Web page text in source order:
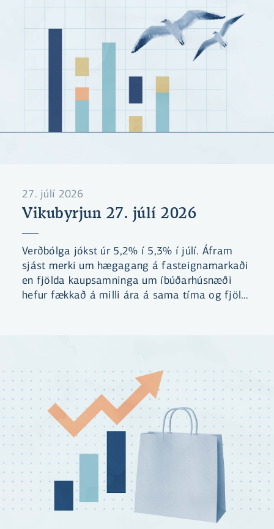
27. júlí 2026
Vikubyrjun 27. júlí 2026
Verðbólga jókst úr 5,2% í 5,3% í júlí. Áfram
sjást merki um hægagang á fasteignamarkaði
en fjölda kaupsamninga um íbúðarhúsnæði
hefur fækkað á milli ára á sama tíma og fjöldi